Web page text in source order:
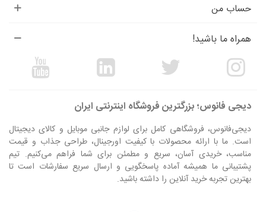
حساب من
همراه ما باشید!
دیجی فانوس؛ بزرگترین فروشگاه اینترنتی ایران
دیجی‌فانوس، فروشگاهی کامل برای لوازم جانبی موبایل و کالای دیجیتال
است. ما با ارائه محصولات با کیفیت اورجینال، طراحی جذاب و قیمت
مناسب، خریدی آسان، سریع و مطمئن برای شما فراهم می‌کنیم. تیم
پشتیبانی ما همیشه آماده پاسخگویی و ارسال سریع سفارشات است تا
بهترین تجربه خرید آنلاین را داشته باشید.